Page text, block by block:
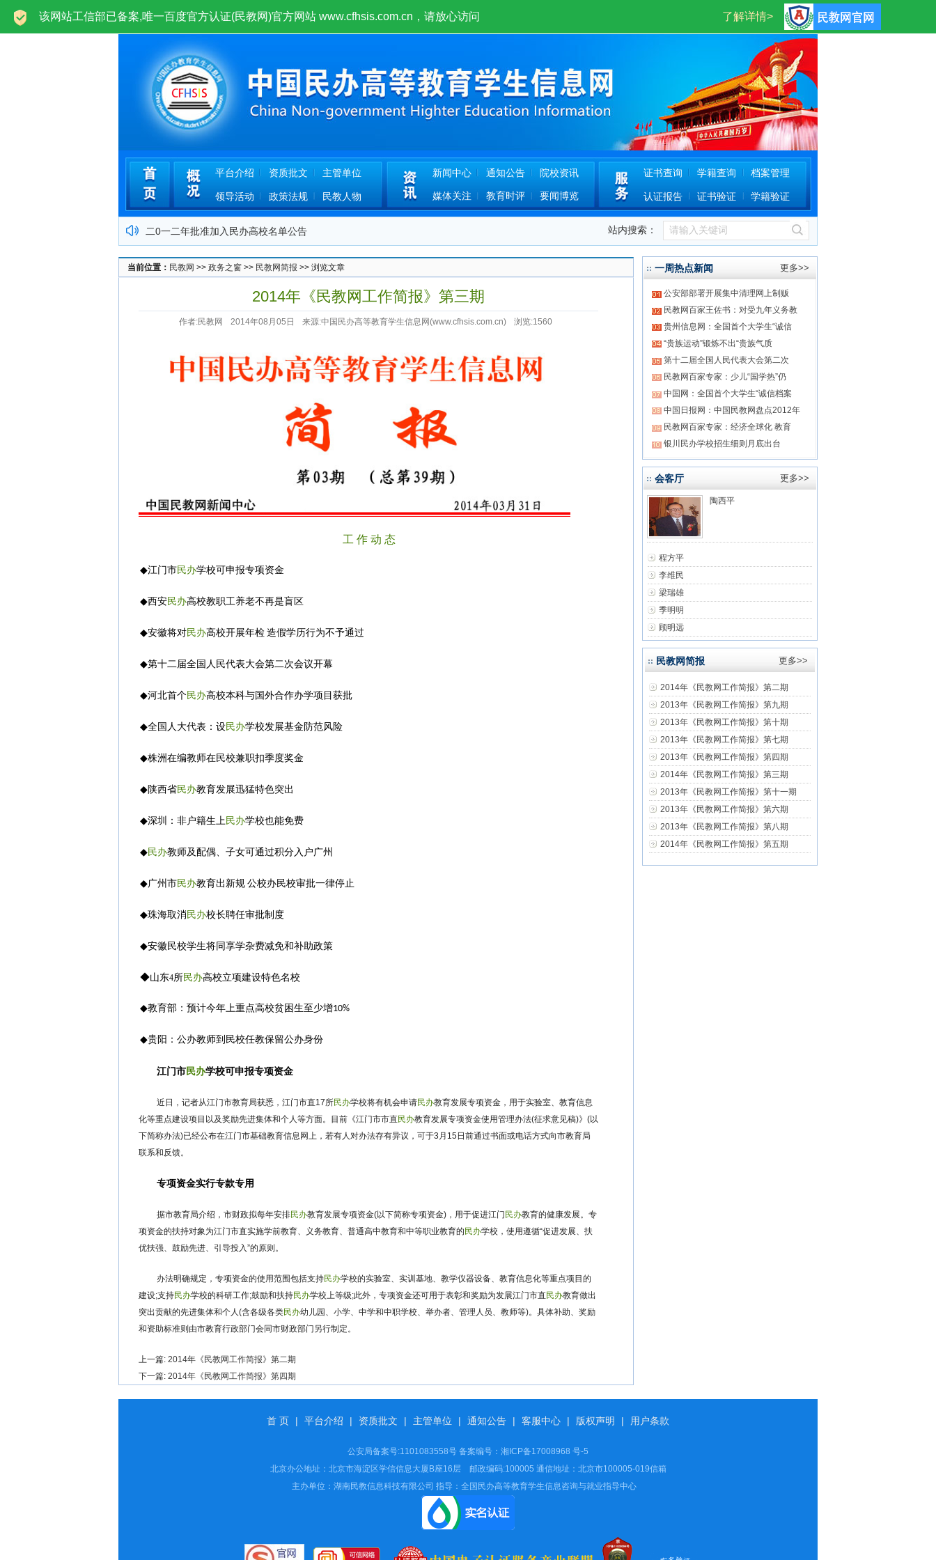
欢迎光临中国民办高等教育学生信息网(民教网)www.cfhsis.com.cn！ 登录 注册
平台介绍 资质批文 主管单位
领导活动 政策法规 民教人物
新闻中心 通知公告 院校资讯
媒体关注 教育时评 要闻博览
证书查询 学籍查询 档案管理
认证报告 证书验证 学籍验证
二0一二年批准加入民办高校名单公告
中国民办高等教育学生信息网运营公告
关于民办高校学业证书网上查询管理办法
关于批准四川机电工程专修学院加入本平台的公告
关于非法网站仿冒我司民教网严正声明
中国民办高等教育信息网公告更换域名公告
站内搜索：
当前位置： 民教网 >> 政务之窗 >> 民教网简报 >> 浏览文章
2014年《民教网工作简报》第三期
作者:民教网 2014年08月05日 来源:中国民办高等教育学生信息网(www.cfhsis.com.cn) 浏览:1560
工 作 动 态
◆江门市民办学校可申报专项资金
◆西安民办高校教职工养老不再是盲区
◆安徽将对民办高校开展年检 造假学历行为不予通过
◆第十二届全国人民代表大会第二次会议开幕
◆河北首个民办高校本科与国外合作办学项目获批
◆全国人大代表：设民办学校发展基金防范风险
◆株洲在编教师在民校兼职扣季度奖金
◆陕西省民办教育发展迅猛特色突出
◆深圳：非户籍生上民办学校也能免费
◆民办教师及配偶、子女可通过积分入户广州
◆广州市民办教育出新规 公校办民校审批一律停止
◆珠海取消 民办校长聘任审批制度
◆安徽民校学生将同享学杂费减免和补助政策
◆山东4所民办高校立项建设特色名校
◆教育部：预计今年上重点高校贫困生至少增10%
◆贵阳：公办教师到民校任教保留公办身份
江门市民办学校可申报专项资金
近日，记者从江门市教育局获悉，江门市直17所民办学校将有机会申请民办教育发展专项资金，用于实验室、教育信息
化等重点建设项目以及奖励先进集体和个人等方面。目前《江门市市直民办教育发展专项资金使用管理办法(征求意见稿)》(以
下简称办法)已经公布在江门市基础教育信息网上，若有人对办法存有异议，可于3月15日前通过书面或电话方式向市教育局
联系和反馈。
专项资金实行专款专用
据市教育局介绍，市财政拟每年安排民办教育发展专项资金(以下简称专项资金)，用于促进江门 民办教育的健康发展。专
项资金的扶持对象为江门市直实施学前教育、义务教育、普通高中教育和中等职业教育的 民办学校，使用遵循“促进发展、扶
优扶强、鼓励先进、引导投入”的原则。
办法明确规定，专项资金的使用范围包括支持民办学校的实验室、实训基地、教学仪器设备、教育信息化等重点项目的
建设;支持民办学校的科研工作;鼓励和扶持民办学校上等级;此外，专项资金还可用于表彰和奖励为发展江门市直民办教育做出
突出贡献的先进集体和个人(含各级各类民办幼儿园、小学、中学和中职学校、举办者、管理人员、教师等)。具体补助、奖励
和资助标准则由市教育行政部门会同市财政部门另行制定。
上一篇: 2014年《民教网工作简报》第二期
下一篇: 2014年《民教网工作简报》第四期
更多>>
一周热点新闻
公安部部署开展集中清理网上制贩
民教网百家王佐书：对受九年义务教
贵州信息网：全国首个大学生“诚信
“贵族运动”锻炼不出“贵族气质
第十二届全国人民代表大会第二次
民教网百家专家：少儿“国学热”仍
中国网：全国首个大学生“诚信档案
中国日报网：中国民教网盘点2012年
民教网百家专家：经济全球化 教育
银川民办学校招生细则月底出台
更多>>
会客厅
陶西平
程方平
李维民
梁瑞雄
季明明
顾明远
更多>>
民教网简报
2014年《民教网工作简报》第二期
2013年《民教网工作简报》第九期
2013年《民教网工作简报》第十期
2013年《民教网工作简报》第七期
2013年《民教网工作简报》第四期
2014年《民教网工作简报》第三期
2013年《民教网工作简报》第十一期
2013年《民教网工作简报》第六期
2013年《民教网工作简报》第八期
2014年《民教网工作简报》第五期
首 页 | 平台介绍 | 资质批文 | 主管单位 | 通知公告 | 客服中心 | 版权声明 | 用户条款
公安局备案号:1101083558号 备案编号： 湘ICP备17008968 号-5
北京办公地址：北京市海淀区学信信息大厦B座16层 邮政编码:100005 通信地址：北京市100005-019信箱
主办单位：湖南民教信息科技有限公司 指导：全国民办高等教育学生信息咨询与就业指导中心